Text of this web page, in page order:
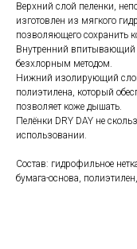
Верхний слой пеленки,
изготовлен из мягкого
позволяющего сохранить
Внутренний впитывающий
безхлорным методом.
Нижний изолирующий
полиэтилена, который
позволяет коже дышать.
Пелёнки DRY DAY не
использовании.
Состав: гидрофильное
бумага-основа,